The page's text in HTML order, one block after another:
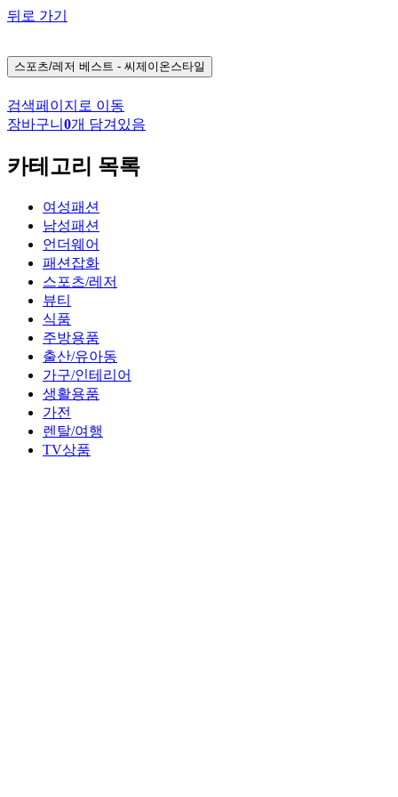
뒤로 가기
스포츠/레저 베스트 - 씨제이온스타일
검색페이지로 이동
장바구니 0개 담겨있음
카테고리 목록
여성패션
남성패션
언더웨어
패션잡화
스포츠/레저
뷰티
식품
주방용품
출산/유아동
가구/인테리어
생활용품
가전
렌탈/여행
TV상품